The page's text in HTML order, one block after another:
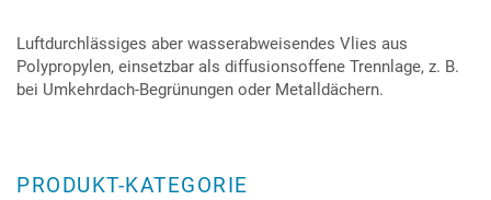
Luftdurchlässiges aber wasserabweisendes Vlies aus
Polypropylen, einsetzbar als diffusionsoffene Trennlage, z. B.
bei Umkehrdach-Begrünungen oder Metalldächern.
PRODUKT-KATEGORIE